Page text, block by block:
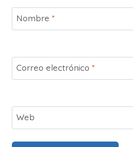
Nombre *
Correo electrónico *
Web